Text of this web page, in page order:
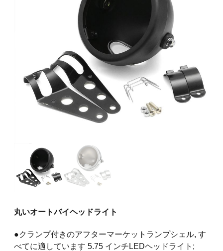
丸いオートバイヘッドライト
●クランプ付きのアフターマーケットランプシェル, す
べてに適しています 5.75 インチLEDヘッドライト;